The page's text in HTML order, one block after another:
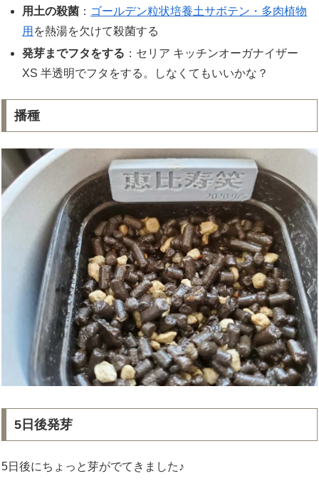
用土の殺菌 ： ゴールデン粒状培養土サボテン・多肉植物
用 を熱湯を欠けて殺菌する
発芽までフタをする ：セリア キッチンオーガナイザー
XS 半透明でフタをする。しなくてもいいかな？
播種
5日後発芽
5日後にちょっと芽がでてきました♪